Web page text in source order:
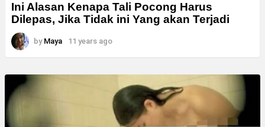
Ini Alasan Kenapa Tali Pocong Harus
Dilepas, Jika Tidak ini Yang akan Terjadi
by Maya 11 years ago